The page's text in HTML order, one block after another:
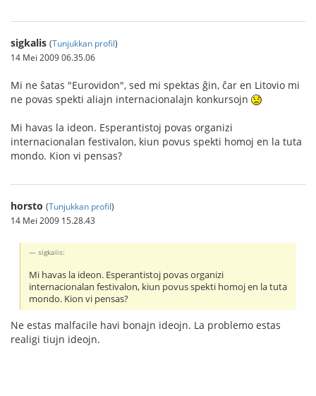
sigkalis (Tunjukkan profil)
14 Mei 2009 06.35.06
Mi ne ŝatas "Eurovidon", sed mi spektas ĝin, ĉar en Litovio mi
ne povas spekti aliajn internacionalajn konkursojn
Mi havas la ideon. Esperantistoj povas organizi
internacionalan festivalon, kiun povus spekti homoj en la tuta
mondo. Kion vi pensas?
horsto (Tunjukkan profil)
14 Mei 2009 15.28.43
sigkalis:
Mi havas la ideon. Esperantistoj povas organizi
internacionalan festivalon, kiun povus spekti homoj en la tuta
mondo. Kion vi pensas?
Ne estas malfacile havi bonajn ideojn. La problemo estas
realigi tiujn ideojn.